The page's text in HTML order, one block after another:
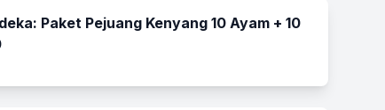
Paket Pejuang Kenyang 10 Ayam + 10